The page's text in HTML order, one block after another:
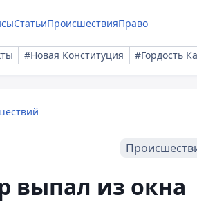
СтатьиПроисшествияПраво
#Новая Конституция #Гордость
выпал из окна